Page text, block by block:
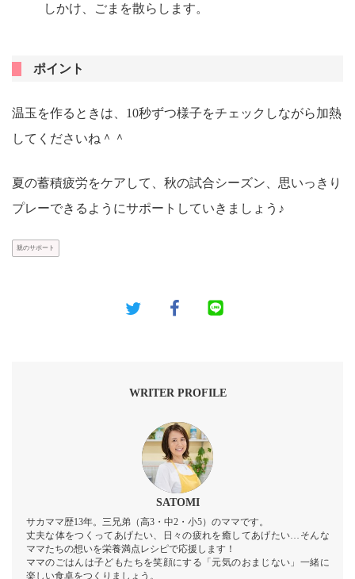
しかけ、ごまを散らします。
ポイント
温玉を作るときは、10秒ずつ様子をチェックしながら加熱
してくださいね＾＾
夏の蓄積疲労をケアして、秋の試合シーズン、思いっきり
プレーできるようにサポートしていきましょう♪
親のサポート
WRITER PROFILE
SATOMI
サカママ歴13年。三兄弟（高3・中2・小5）のママです。
丈夫な体をつくってあげたい、日々の疲れを癒してあげたい…そんな
ママたちの想いを栄養満点レシピで応援します！
ママのごはんは子どもたちを笑顔にする「元気のおまじない」一緒に
楽しい食卓をつくりましょう。